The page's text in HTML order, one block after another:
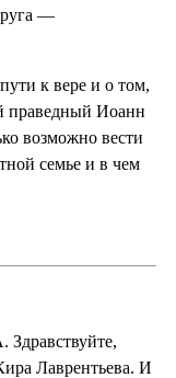
—
к вере и о том,
праведный Иоанн
возможно вести
семье и в чем
Лаврентьева. И